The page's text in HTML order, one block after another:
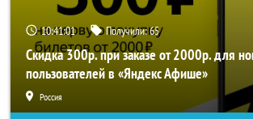
10:41:01 Получили:65
Скидка 300р. при заказе от 2000р. для
пользователей в «Яндекс Афише»
Россия